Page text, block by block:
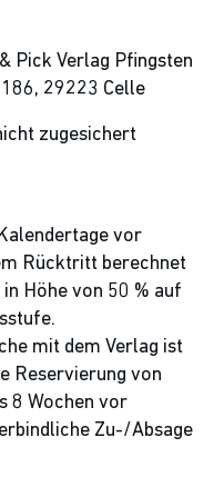
Pick Verlag Pfingsten
186, 29223 Celle
zugesichert
vor
Rücktritt berechnet
Höhe von 50 % auf
mit dem Verlag ist
Reservierung von
8 Wochen vor
Zu-/Absage